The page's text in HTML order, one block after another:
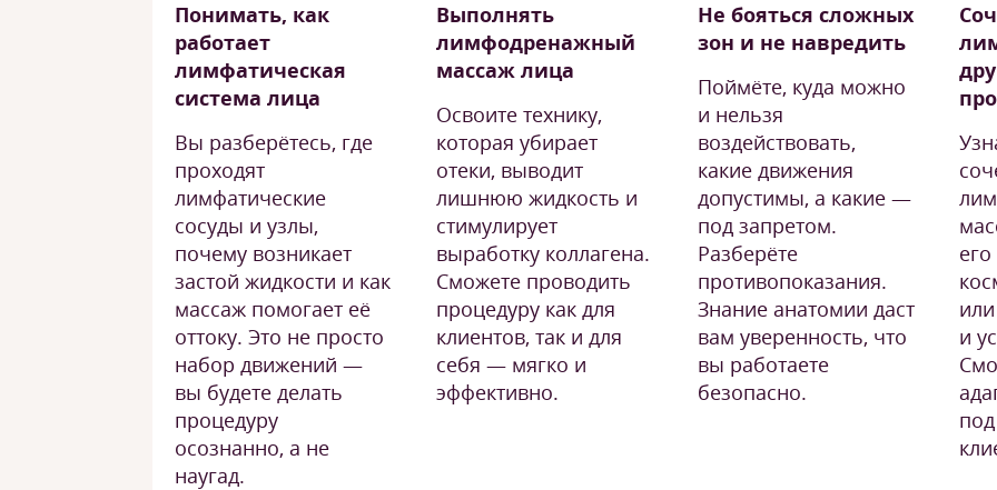
Понимать, как
работает
лимфатическая
система лица
Вы разберётесь, где
проходят
лимфатические
сосуды и узлы,
почему возникает
застой жидкости и как
массаж помогает её
оттоку. Это не просто
набор движений —
вы будете делать
процедуру
осознанно, а не
наугад.
Выполнять
лимфодренажный
массаж лица
Освоите технику,
которая убирает
отеки, выводит
лишнюю жидкость и
стимулирует
выработку коллагена.
Сможете проводить
процедуру как для
клиентов, так и для
себя — мягко и
эффективно.
Не бояться сложных
зон и не навредить
Поймёте, куда можно
и нельзя
воздействовать,
какие движения
допустимы, а какие —
под запретом.
Разберёте
противопоказания.
Знание анатомии даст
вам уверенность, что
вы работаете
безопасно.
его
и